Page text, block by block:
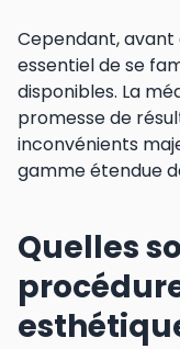
Cependant, avant
essentiel de se
disponibles. La
promesse de
inconvénients
gamme étendue
Quelles